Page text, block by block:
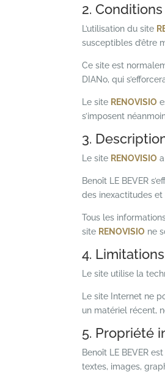
2.
L’utilisation du site
susceptibles d’être
Ce site est
DIANo, qui
Le site RENOVISIO
s’imposent
3.
Le site RENOVISIO
Benoît LE BEVER
des inexactitudes et
Tous les
site RENOVISIO ne
4.
Le site utilise la
Le site Internet ne
un matériel récent,
5. Propriété
Benoît LE BEVER
textes, images,